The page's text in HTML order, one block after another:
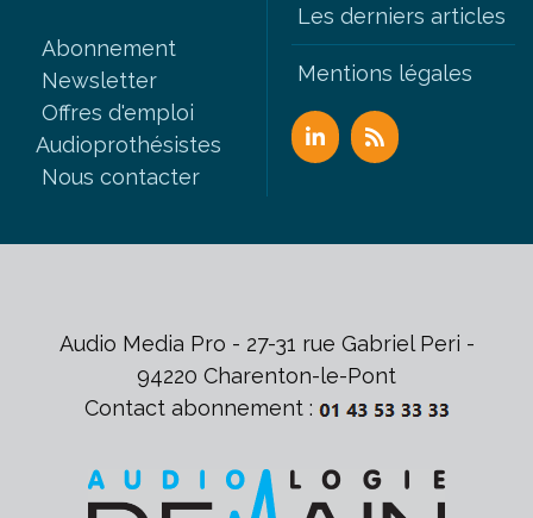
Les derniers articles
Abonnement
Newsletter
Offres d'emploi
Audioprothésistes
Nous contacter
Mentions légales
Audio Media Pro - 27-31 rue Gabriel Peri -
94220 Charenton-le-Pont
Contact abonnement :